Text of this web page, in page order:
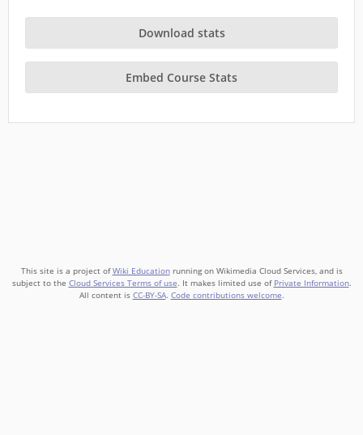
Download stats
Embed Course Stats
This site is a project ofWiki Educationrunning on Wikimedia Cloud Services, and is
subject to the Cloud Services Terms of use. It makes limited use of Private Information.
All content is CC-BY-SA. Code contributions welcome.